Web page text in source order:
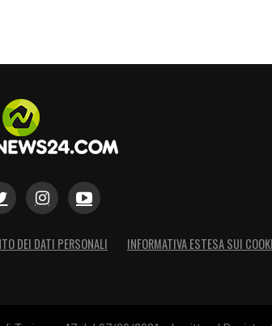
DEI DATI PERSONALI INFORMATIVA ESTESA SUI